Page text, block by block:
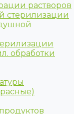
растворов
стерилизации
обработки